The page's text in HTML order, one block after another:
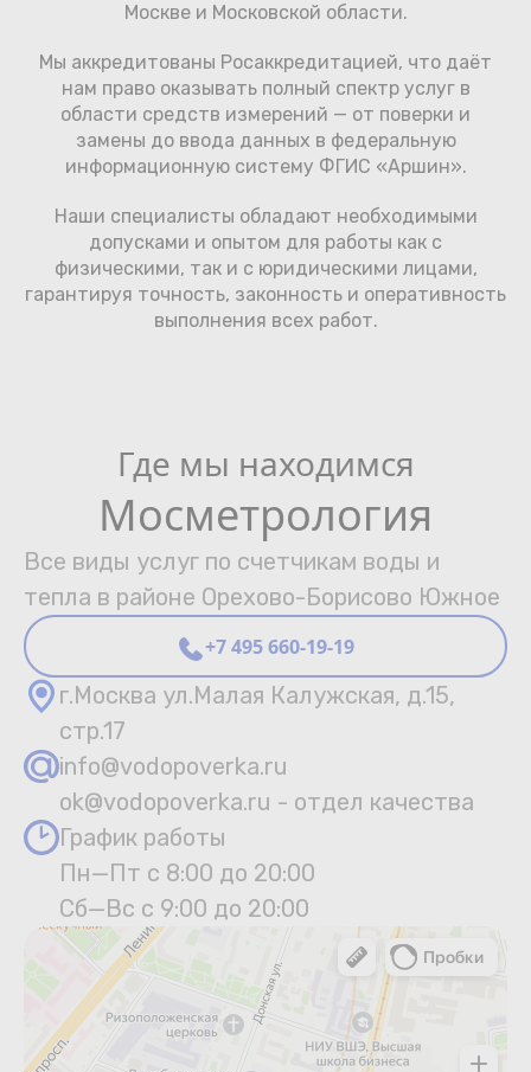
Москве и Московской области.
Мы аккредитованы Росаккредитацией, что даёт
нам право оказывать полный спектр услуг в
области средств измерений — от поверки и
замены до ввода данных в федеральную
информационную систему ФГИС «Аршин».
Наши специалисты обладают необходимыми
допусками и опытом для работы как с
физическими, так и с юридическими лицами,
гарантируя точность, законность и оперативность
выполнения всех работ.
Где мы находимся
Мосметрология
Все виды услуг по счетчикам воды и
тепла в районе Орехово-Борисово Южное
+7 495 660-19-19
г.Москва ул.Малая Калужская, д.15,
стр.17
info@vodopoverka.ru
ok@vodopoverka.ru - отдел качества
График работы
Пн—Пт с 8:00 до 20:00
Сб—Вс с 9:00 до 20:00